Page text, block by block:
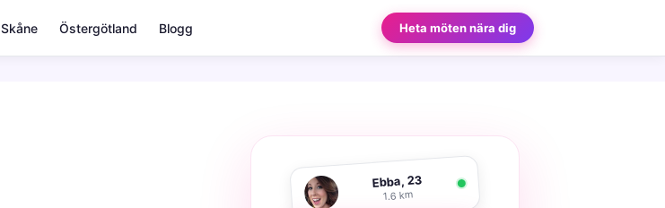
Skåne Östergötland Blogg Heta möten nära dig
Ebba, 23
1.6 km